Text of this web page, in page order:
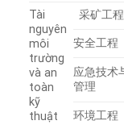
Tài
nguyên
môi
trường
và an
toàn
kỹ
thuật
采矿工程
安全工程
应急技术
管理
环境工程